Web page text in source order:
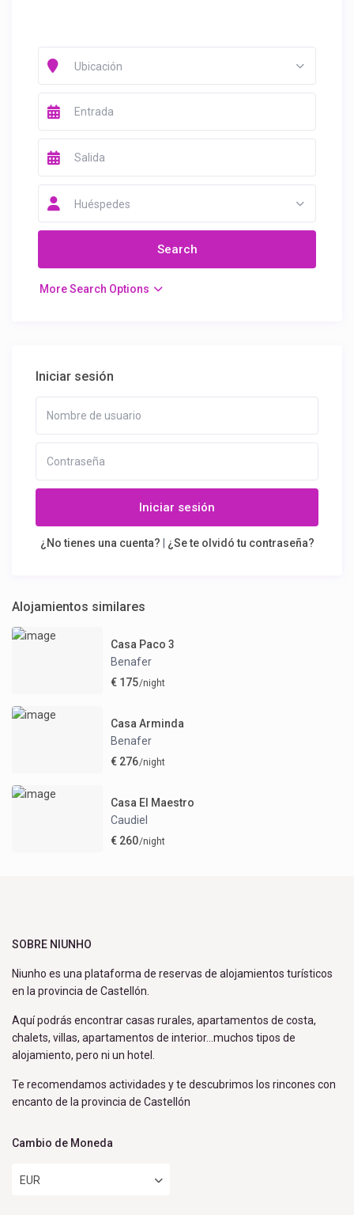
Ubicación
Huéspedes
More Search Options
Iniciar sesión
Iniciar sesión
¿No tienes una cuenta? ¿Se te olvidó tu contraseña?
Alojamientos similares
Casa Paco 3
Benafer
€ 175/night
Casa Arminda
Benafer
€ 276/night
Casa El Maestro
Caudiel
€ 260/night
SOBRE NIUNHO
Niunho es una plataforma de reservas de alojamientos turísticos
en la provincia de Castellón.
Aquí podrás encontrar casas rurales, apartamentos de costa,
chalets, villas, apartamentos de interior…muchos tipos de
alojamiento, pero ni un hotel.
Te recomendamos actividades y te descubrimos los rincones con
encanto de la provincia de Castellón
Cambio de Moneda
EUR